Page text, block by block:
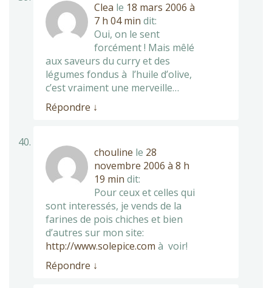
Clea le 18 mars 2006 à
7 h 04 min dit:
Oui, on le sent
forcément ! Mais mêlé
aux saveurs du curry et des
légumes fondus à l’huile d’olive,
c’est vraiment une merveille…
Répondre ↓
chouline le 28
novembre 2006 à 8 h
19 min dit:
Pour ceux et celles qui
sont interessés, je vends de la
farines de pois chiches et bien
d’autres sur mon site:
http://www.solepice.com à voir!
Répondre ↓